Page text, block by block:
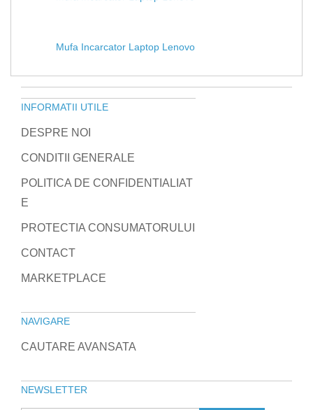
Mufa Incarcator Laptop Lenovo
INFORMATII UTILE
DESPRE NOI
CONDITII GENERALE
POLITICA DE CONFIDENTIALIAT
E
PROTECTIA CONSUMATORULUI
CONTACT
MARKETPLACE
NAVIGARE
CAUTARE AVANSATA
NEWSLETTER